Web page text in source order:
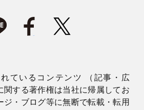
ているコンテンツ （記事・広
関する著作権は当社に帰属してお
ジ・ブログ等に無断で転載・転用